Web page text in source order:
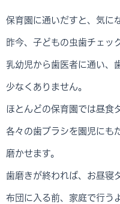
保育園に通いだすと、気に
昨今、子どもの虫歯チェッ
乳幼児から歯医者に通い、
少なくありません。
ほとんどの保育園では昼食
各々の歯ブラシを園児にも
磨かせます。
歯磨きが終われば、お昼寝
布団に入る前、家庭で行う